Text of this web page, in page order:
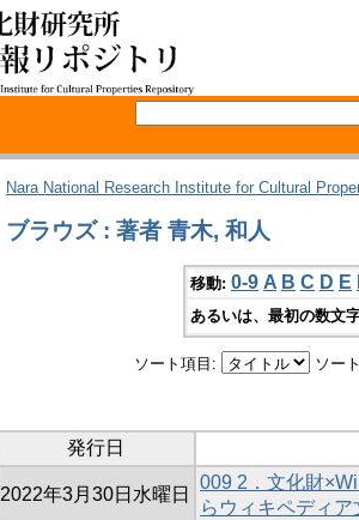
Nara National Research Institute for Cultural
ブラウズ : 著者 青木, 和人
移動: 0-9 A B C D E
あるいは、最初の数文
ソート項目: ソー
発行日
2022年3月30日水曜日
009 2．文化財
らウィキペディア